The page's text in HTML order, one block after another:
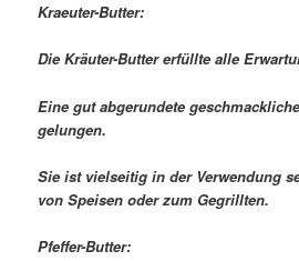
Kraeuter-Butter:
Die Kräuter-Butter erfüllte alle
Eine gut abgerundete
gelungen.
Sie ist vielseitig in der Verwendung
von Speisen oder zum Gegrillten.
Pfeffer-Butter: